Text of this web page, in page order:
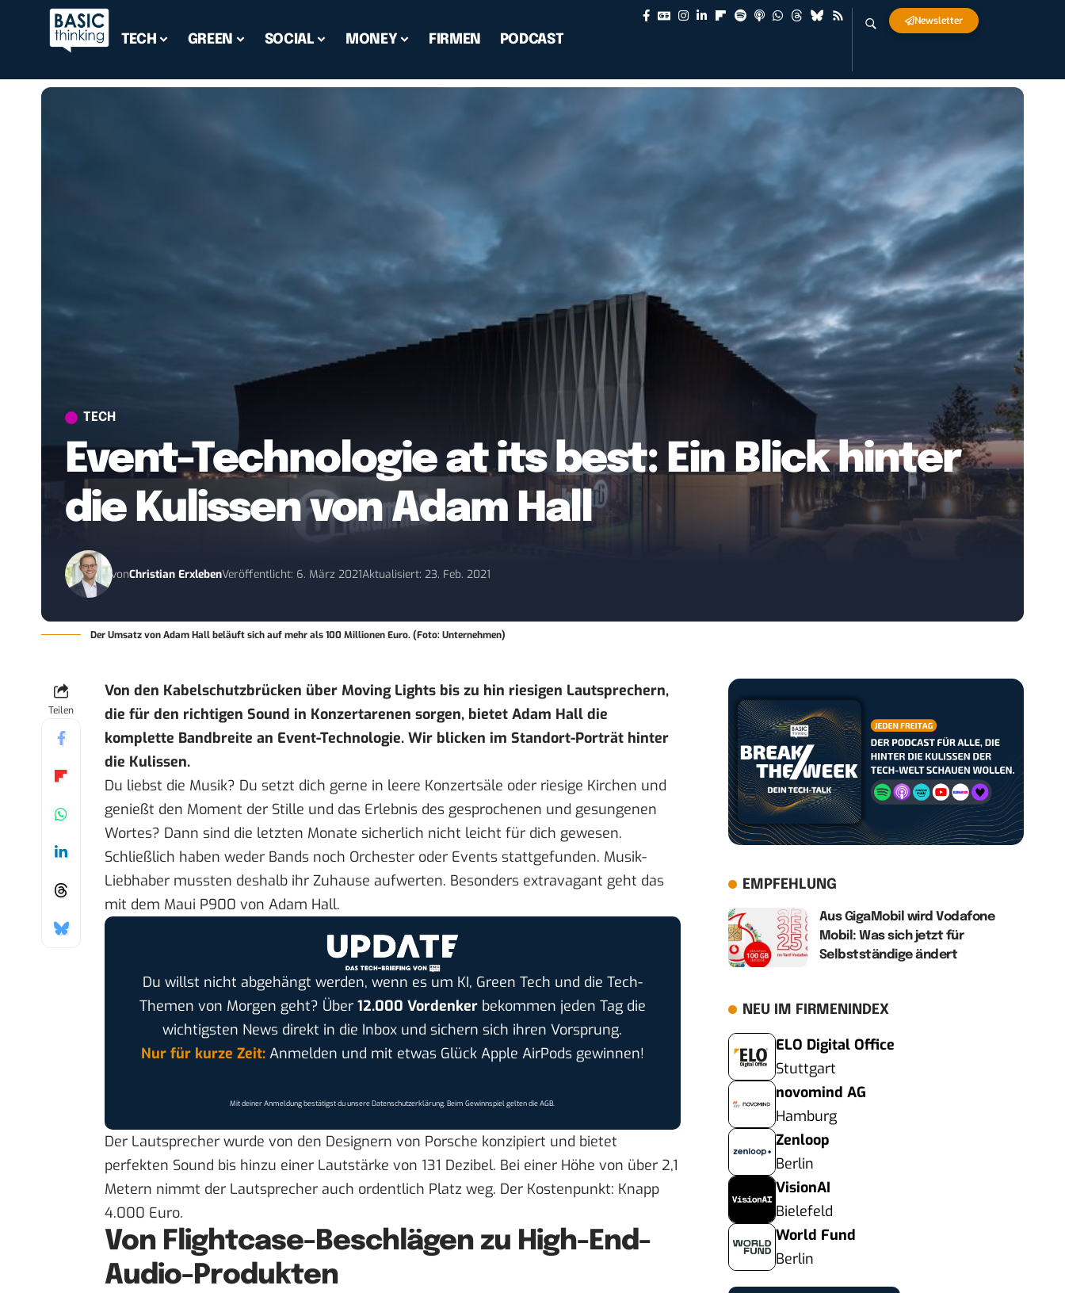
TECH GREEN SOCIAL MONEY FIRMEN PODCAST
Newsletter
TECH
Event-Technologie at its best: Ein Blick hinter
die Kulissen von Adam Hall
vonChristian ErxlebenVeröffentlicht: 6. März 2021Aktualisiert: 23. Feb. 2021
Der Umsatz von Adam Hall beläuft sich auf mehr als 100 Millionen Euro. (Foto: Unternehmen)
Teilen
Von den Kabelschutzbrücken über Moving Lights bis zu hin riesigen Lautsprechern,
die für den richtigen Sound in Konzertarenen sorgen, bietet Adam Hall die
komplette Bandbreite an Event-Technologie. Wir blicken im Standort-Porträt hinter
die Kulissen.
Du liebst die Musik? Du setzt dich gerne in leere Konzertsäle oder riesige Kirchen und
genießt den Moment der Stille und das Erlebnis des gesprochenen und gesungenen
Wortes? Dann sind die letzten Monate sicherlich nicht leicht für dich gewesen.
Schließlich haben weder Bands noch Orchester oder Events stattgefunden. Musik-
Liebhaber mussten deshalb ihr Zuhause aufwerten. Besonders extravagant geht das
mit dem Maui P900 von Adam Hall.
Du willst nicht abgehängt werden, wenn es um KI, Green Tech und die Tech-
Themen von Morgen geht? Über 12.000 Vordenkerbekommen jeden Tag die
wichtigsten News direkt in die Inbox und sichern sich ihren Vorsprung.
Nur für kurze Zeit:Anmelden und mit etwas Glück Apple AirPods gewinnen!
Mit deiner Anmeldung bestätigst du unsereDatenschutzerklärung. Beim Gewinnspiel gelten dieAGB.
Der Lautsprecher wurde von den Designern von Porsche konzipiert und bietet
perfekten Sound bis hinzu einer Lautstärke von 131 Dezibel. Bei einer Höhe von über 2,1
Metern nimmt der Lautsprecher auch ordentlich Platz weg. Der Kostenpunkt: Knapp
4.000 Euro.
Von Flightcase-Beschlägen zu High-End-
Audio-Produkten
EMPFEHLUNG
Aus GigaMobil wird Vodafone
Mobil: Was sich jetzt für
Selbstständige ändert
NEU IM FIRMENINDEX
ELO Digital Office
Stuttgart
novomind AG
Hamburg
Zenloop
Berlin
VisionAI
Bielefeld
World Fund
Berlin